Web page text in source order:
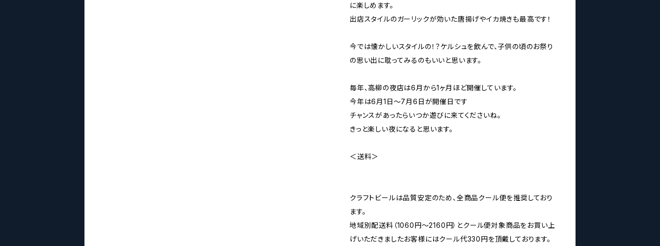
に楽しめます。
出店スタイルのガーリックが効いた唐揚げやイカ焼きも最高です！
今では懐かしいスタイルの！？ケルシュを飲んで、子供の頃のお祭り
の思い出に耽ってみるのもいいと思います。
毎年、高柳の夜店は6月から1ヶ月ほど開催しています。
今年は6月1日〜7月6日が開催日です
チャンスがあったらいつか遊びに来てくださいね。
きっと楽しい夜になると思います。
＜送料＞
クラフトビールは品質安定のため、全商品クール便を推奨しており
ます。
地域別配送料（1060円～2160円）とクール便対象商品をお買い上
げいただきましたお客様にはクール代330円を頂戴しております。